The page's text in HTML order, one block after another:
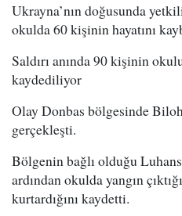
Ukrayna’nın doğusunda
okulda 60 kişinin hayatını
Saldırı anında 90 kişinin
kaydediliyor
Olay Donbas bölgesinde
gerçekleşti.
Bölgenin bağlı olduğu
ardından okulda yangın
kurtardığını kaydetti.